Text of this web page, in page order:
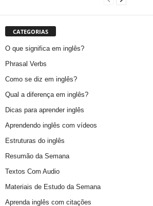
CATEGORIAS
O que significa em inglês?
Phrasal Verbs
Como se diz em inglês?
Qual a diferença em inglês?
Dicas para aprender inglês
Aprendendo inglês com vídeos
Estruturas do inglês
Resumão da Semana
Textos Com Audio
Materiais de Estudo da Semana
Aprenda inglês com citações